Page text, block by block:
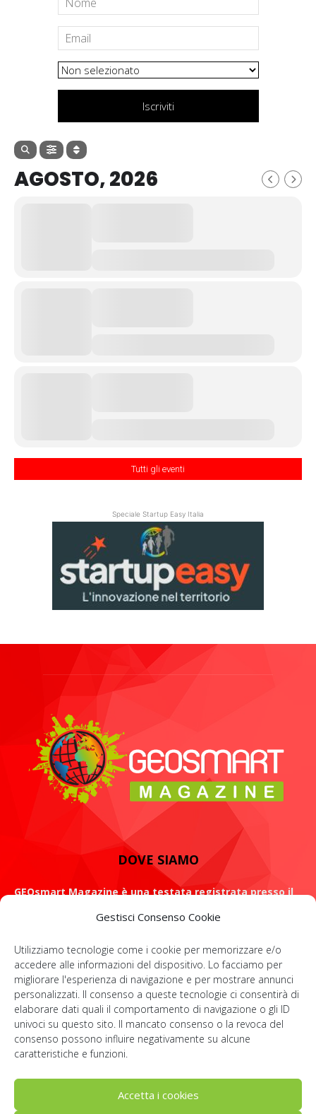
Gestisci Consenso Cookie
Utilizziamo tecnologie come i cookie per memorizzare e/o
accedere alle informazioni del dispositivo. Lo facciamo per
migliorare l'esperienza di navigazione e per mostrare annunci
personalizzati. Il consenso a queste tecnologie ci consentirà di
elaborare dati quali il comportamento di navigazione o gli ID
univoci su questo sito. Il mancato consenso o la revoca del
consenso possono influire negativamente su alcune
caratteristiche e funzioni.
Accetta i cookies
Iscriviti
AGOSTO, 2026
Tutti gli eventi
Speciale Startup Easy Italia
DOVE SIAMO
GEOsmart Magazine è una testata registrata presso il
ROMA: Via Casilina 98, 00182
Contattaci:info@geosmartmagazine.it
SOCIAL